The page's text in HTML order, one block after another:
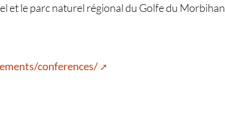
et le parc naturel régional du Golfe du Morbihan
conferences/